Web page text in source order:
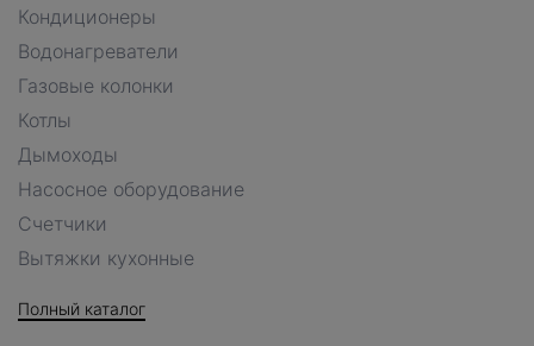
Кондиционеры
Водонагреватели
Газовые колонки
Котлы
Дымоходы
Насосное оборудование
Счетчики
Вытяжки кухонные
Полный каталог